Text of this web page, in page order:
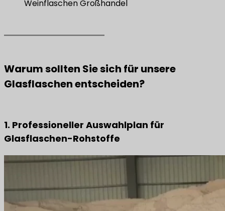
Weinflaschen Großhandel
Warum sollten Sie sich für unsere
Glasflaschen entscheiden?
1. Professioneller Auswahlplan für
Glasflaschen-Rohstoffe